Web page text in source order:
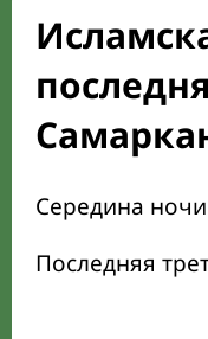
Середина ночи
Последняя